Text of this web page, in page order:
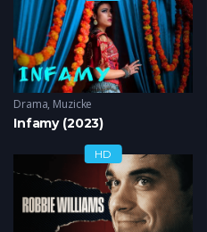
Drama, Muzicke
Infamy (2023)
HD